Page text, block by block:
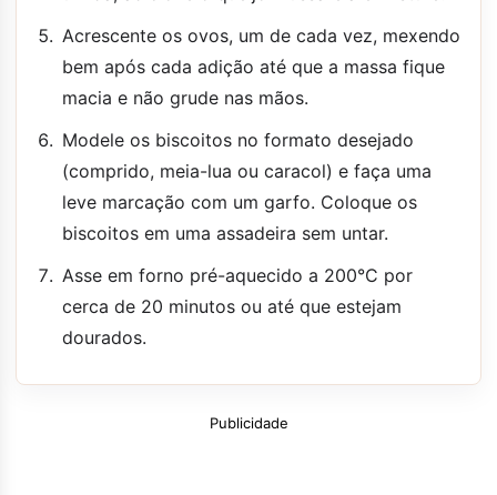
Acrescente os ovos, um de cada vez, mexendo
bem após cada adição até que a massa fique
macia e não grude nas mãos.
Modele os biscoitos no formato desejado
(comprido, meia-lua ou caracol) e faça uma
leve marcação com um garfo. Coloque os
biscoitos em uma assadeira sem untar.
Asse em forno pré-aquecido a 200°C por
cerca de 20 minutos ou até que estejam
dourados.
Publicidade